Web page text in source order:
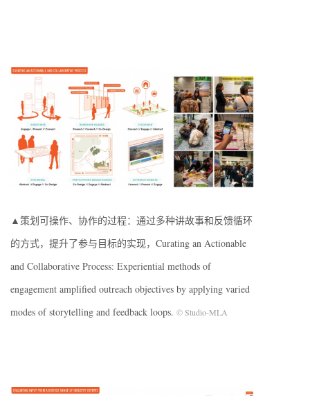
▲策划可操作、协作的过程：通过多种讲故事和反馈循环
的方式，提升了参与目标的实现，Curating an Actionable
and Collaborative Process: Experiential methods of
engagement amplified outreach objectives by applying varied
modes of storytelling and feedback loops. © Studio-MLA